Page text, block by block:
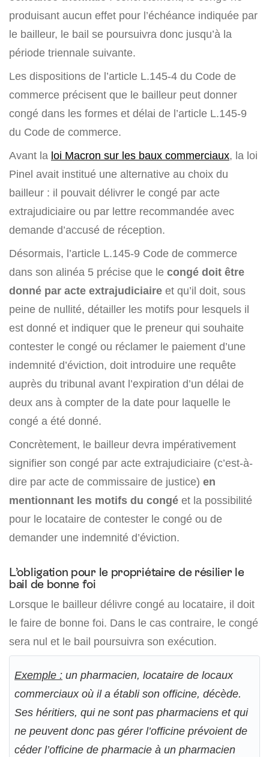
produisant aucun effet pour l’échéance indiquée par
le bailleur, le bail se poursuivra donc jusqu’à la
période triennale suivante.
Les dispositions de l’article L.145-4 du Code de
commerce précisent que le bailleur peut donner
congé dans les formes et délai de l’article L.145-9
du Code de commerce.
Avant la loi Macron sur les baux commerciaux, la loi
Pinel avait institué une alternative au choix du
bailleur : il pouvait délivrer le congé par acte
extrajudiciaire ou par lettre recommandée avec
demande d’accusé de réception.
Désormais, l’article L.145-9 Code de commerce
dans son alinéa 5 précise que le congé doit être
donné par acte extrajudiciaire et qu’il doit, sous
peine de nullité, détailler les motifs pour lesquels il
est donné et indiquer que le preneur qui souhaite
contester le congé ou réclamer le paiement d’une
indemnité d’éviction, doit introduire une requête
auprès du tribunal avant l’expiration d’un délai de
deux ans à compter de la date pour laquelle le
congé a été donné.
Concrètement, le bailleur devra impérativement
signifier son congé par acte extrajudiciaire (c’est-à-
dire par acte de commissaire de justice) en
mentionnant les motifs du congé et la possibilité
pour le locataire de contester le congé ou de
demander une indemnité d’éviction.
L’obligation pour le propriétaire de résilier le
bail de bonne foi
Lorsque le bailleur délivre congé au locataire, il doit
le faire de bonne foi. Dans le cas contraire, le congé
sera nul et le bail poursuivra son exécution.
Exemple : un pharmacien, locataire de locaux
commerciaux où il a établi son officine, décède.
Ses héritiers, qui ne sont pas pharmaciens et qui
ne peuvent donc pas gérer l’officine prévoient de
céder l’officine de pharmacie à un pharmacien